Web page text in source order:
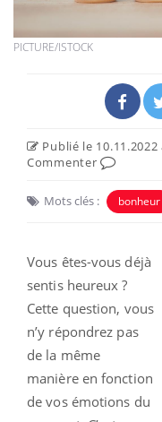
PICTURE/ISTOCK
Publié le 10.11.2022
Commenter
Mots clés : bonheur
Vous êtes-vous déjà
sentis heureux ?
Cette question, vous
n’y répondrez pas
de la même
manière en fonction
de vos émotions du